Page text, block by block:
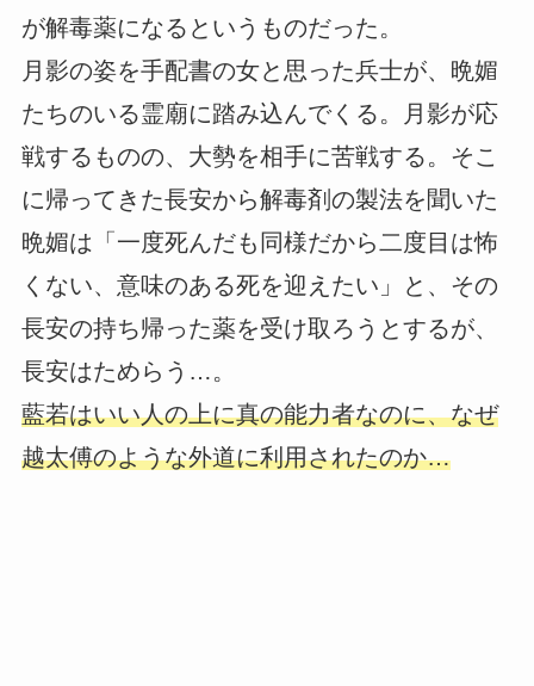
が解毒薬になるというものだった。
月影の姿を手配書の女と思った兵士が、晩媚
たちのいる霊廟に踏み込んでくる。月影が応
戦するものの、大勢を相手に苦戦する。そこ
に帰ってきた長安から解毒剤の製法を聞いた
晩媚は「一度死んだも同様だから二度目は怖
くない、意味のある死を迎えたい」と、その
長安の持ち帰った薬を受け取ろうとするが、
長安はためらう…。
藍若はいい人の上に真の能力者なのに、なぜ
越太傅のような外道に利用されたのか…